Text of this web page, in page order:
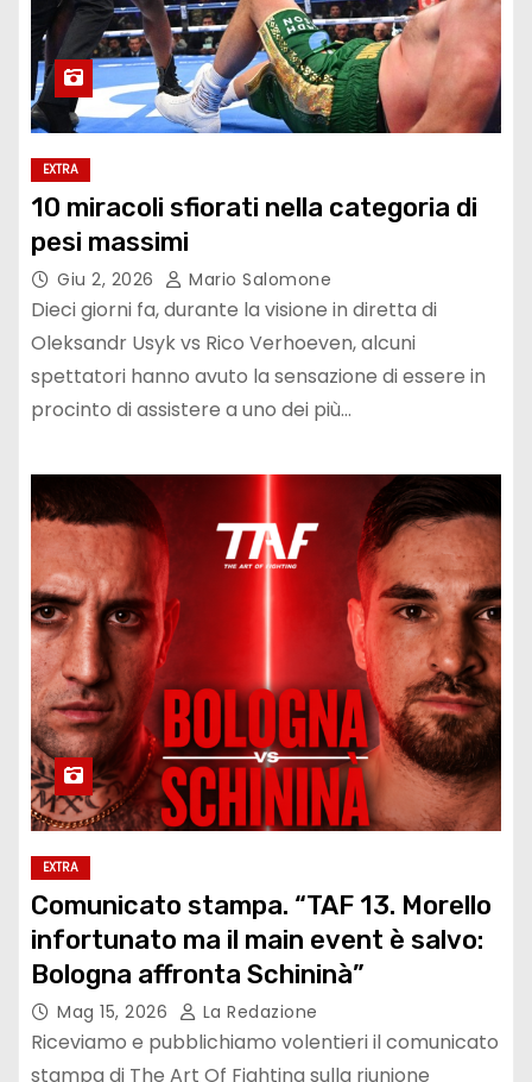
EXTRA
10 miracoli sfiorati nella categoria di
pesi massimi
Giu 2, 2026 Mario Salomone
Dieci giorni fa, durante la visione in diretta di
Oleksandr Usyk vs Rico Verhoeven, alcuni
spettatori hanno avuto la sensazione di essere in
procinto di assistere a uno dei più…
EXTRA
Comunicato stampa. “TAF 13. Morello
infortunato ma il main event è salvo:
Bologna affronta Schininà”
Mag 15, 2026 La Redazione
Riceviamo e pubblichiamo volentieri il comunicato
stampa di The Art Of Fighting sulla riunione